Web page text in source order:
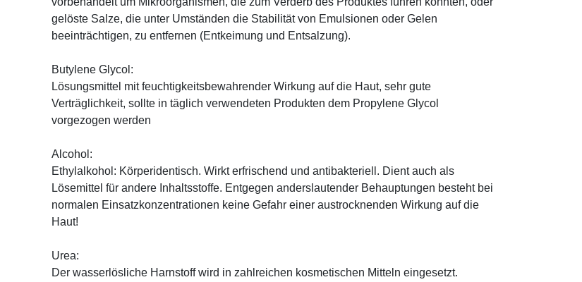
gelöste Salze, die unter Umständen die Stabilität von Emulsionen oder Gelen
beeinträchtigen, zu entfernen (Entkeimung und Entsalzung).
Butylene Glycol:
Lösungsmittel mit feuchtigkeitsbewahrender Wirkung auf die Haut, sehr gute
Verträglichkeit, sollte in täglich verwendeten Produkten dem Propylene Glycol
vorgezogen werden
Alcohol:
Ethylalkohol: Körperidentisch. Wirkt erfrischend und antibakteriell. Dient auch als
Lösemittel für andere Inhaltsstoffe. Entgegen anderslautender Behauptungen besteht bei
normalen Einsatzkonzentrationen keine Gefahr einer austrocknenden Wirkung auf die
Haut!
Urea:
Der wasserlösliche Harnstoff wird in zahlreichen kosmetischen Mitteln eingesetzt.